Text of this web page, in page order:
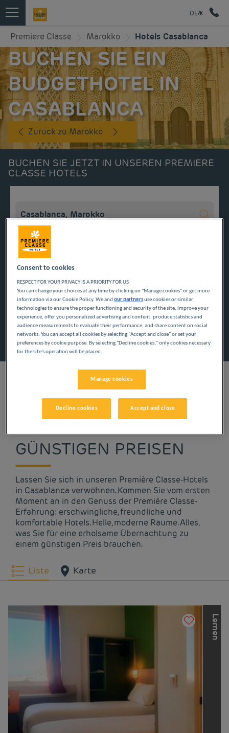
DE/€
Premiere Classe Marokko Hotels Casablanca
BUCHEN SIE EIN
BUDGETHOTEL IN
CASABLANCA
Zurück zu Marokko
BUCHEN SIE JETZT IN UNSEREN PREMIERE
CLASSE HOTELS
Navigate forward to interact with the calendar and select
Finden Sie ein Hotel
Spezialcode hinzufügen
UNSERE HOTELS IN
GÜNSTIGEN PREISEN
Lassen Sie sich in unseren Première Classe-Hotels
in Casablanca verwöhnen. Kommen Sie vom ersten
Moment an in den Genuss der Première Classe-
Erfahrung: erschwingliche, freundliche und
komfortable Hotels. Helle, moderne Räume. Alles,
was Sie für eine erholsame Übernachtung zu
einem günstigen Preis brauchen.
Liste Karte
L
e
r
n
e
n
S
i
e
d
i
e
a
n
d
e
r
e
n
M
a
r
k
e
n
d
e
r
L
o
u
v
r
e
H
o
t
e
l
s
G
r
o
u
p
k
e
n
n
e
Consent to cookies
RESPECT FOR YOUR PRIVACY IS A PRIORITY FOR US
You can change your choices at any time by clicking on "Manage cookies" or get more
information via our Cookie Policy. We andour partnersuse cookies or similar
technologies to ensure the proper functioning and security of the site, improve your
experience, offer you personalized advertising and content, produce statistics and
audience measurements to evaluate their performance, and share content on social
networks. You can accept all cookies by selecting "Accept and close" or set your
preferences by cookie purpose. By selecting "Decline cookies," only cookies necessary
for the site's operation will be placed.
Manage cookies
Decline cookies Accept and close